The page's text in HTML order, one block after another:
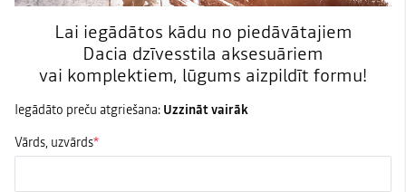
Lai iegādātos kādu no piedāvātajiem
Dacia dzīvesstila aksesuāriem
vai komplektiem, lūgums aizpildīt formu!
Iegādāto preču atgriešana: Uzzināt vairāk
Vārds, uzvārds